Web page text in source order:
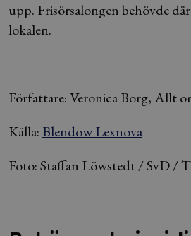
upp. Frisörsalongen behövde
lokalen.
Författare: Veronica Borg, Allt
Källa: Blendow Lexnova
Foto: Staffan Löwstedt / SvD /